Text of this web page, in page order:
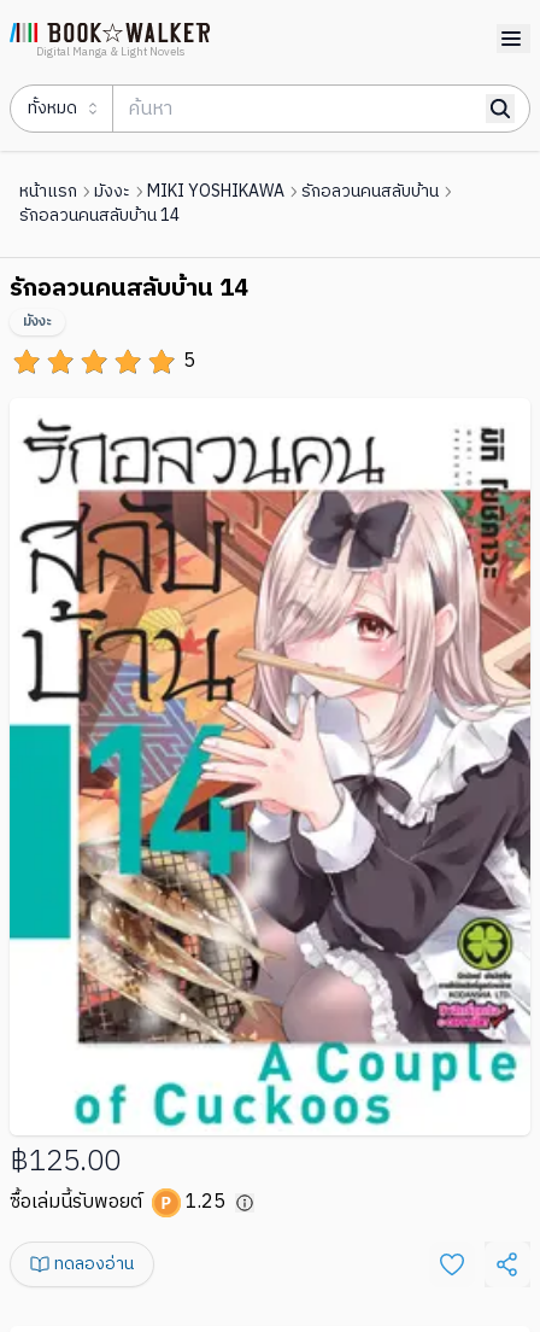
Digital Manga & Light Novels
ทั้งหมด
หน้าแรก มังงะ MIKI YOSHIKAWA
รักอลวนคนสลับบ้าน
รักอลวนคนสลับบ้าน 14
รักอลวนคนสลับบ้าน 14
5
มังงะ
฿125.00
ซื้อเล่มนี้รับพอยต์ 1.25
ทดลองอ่าน